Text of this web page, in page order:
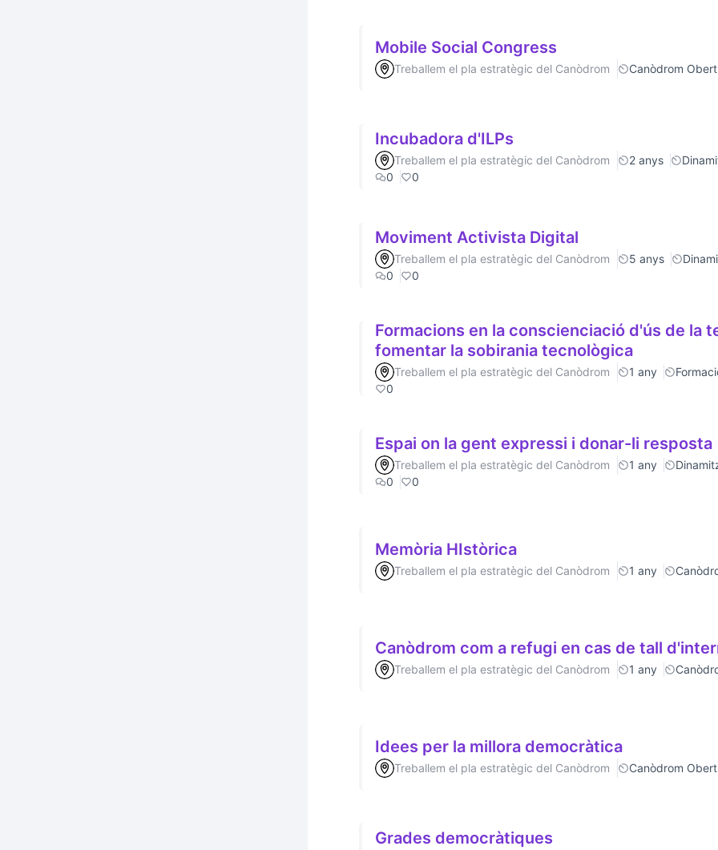
Mobile Social Congress
Treballem el pla estratègic del Canòdrom Canòdrom Obert
Incubadora d'ILPs
Treballem el pla estratègic del Canòdrom 2 anys
0
0
Moviment Activista Digital
Treballem el pla estratègic del Canòdrom 5 anys
0
0
Formacions en la conscienciació d'ús de la
fomentar la sobirania tecnològica
Treballem el pla estratègic del Canòdrom 1 any
0
Espai on la gent expressi i donar-li resposta
Treballem el pla estratègic del Canòdrom 1 any
0
0
Memòria HIstòrica
Treballem el pla estratègic del Canòdrom 1 any
Canòdrom com a refugi en cas de tall
Treballem el pla estratègic del Canòdrom 1 any
Idees per la millora democràtica
Treballem el pla estratègic del Canòdrom Canòdrom Obert
Grades democràtiques